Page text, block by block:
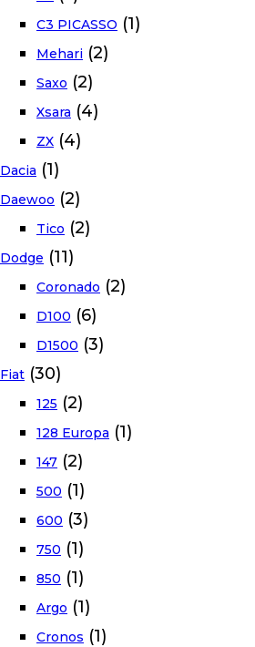
C3 PICASSO (1)
Mehari (2)
Saxo (2)
Xsara (4)
ZX (4)
Dacia (1)
Daewoo (2)
Tico (2)
Dodge (11)
Coronado (2)
D100 (6)
D1500 (3)
Fiat (30)
125 (2)
128 Europa (1)
147 (2)
500 (1)
600 (3)
750 (1)
850 (1)
Argo (1)
Cronos (1)